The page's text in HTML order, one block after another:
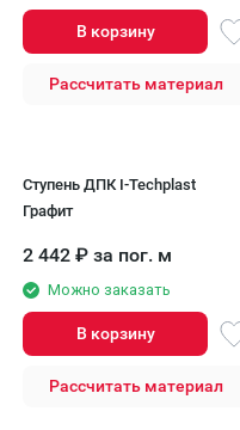
В корзину
Рассчитать материал
Ступень ДПК I-Techplast
Графит
2 442 ₽ за пог. м
Можно заказать
В корзину
Рассчитать материал